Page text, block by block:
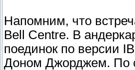
Напомним, что
Bell Centrе. В
поединок по версии
Доном Джорджем. По